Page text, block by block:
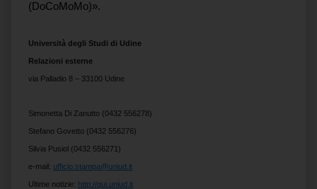
(DoCoMoMo)».​
Università degli Studi di Udine
Relazioni esterne
via Palladio 8 – 33100 Udine
Simonetta Di Zanutto (0432 556278)
Stefano Govetto (0432 556276)
Silvia Pusiol (0432 556271)
e-mail: ufficio.stampa@uniud.it
Ultime notizie: http://qui.uniud.it